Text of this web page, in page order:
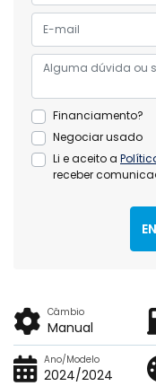
Financiamento?
Negociar usado
Li e aceito a
receber
Câmbio
Manual
Ano/Modelo
2024/2024